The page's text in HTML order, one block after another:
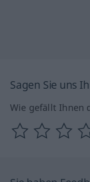
Sagen Sie uns
Wie gefällt Ihnen